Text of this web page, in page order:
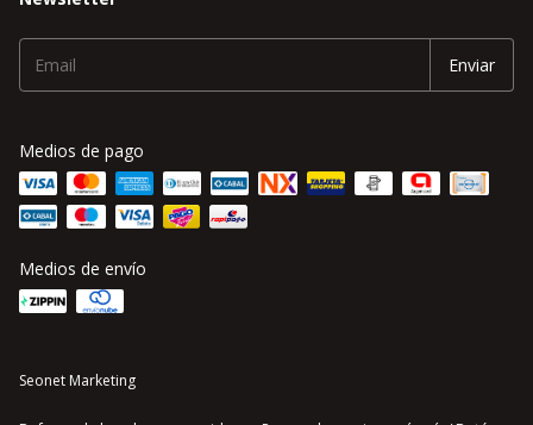
Medios de pago
Medios de envío
Seonet Marketing